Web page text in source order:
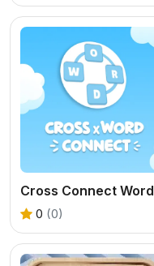
Cross Connect Word
0 (0)